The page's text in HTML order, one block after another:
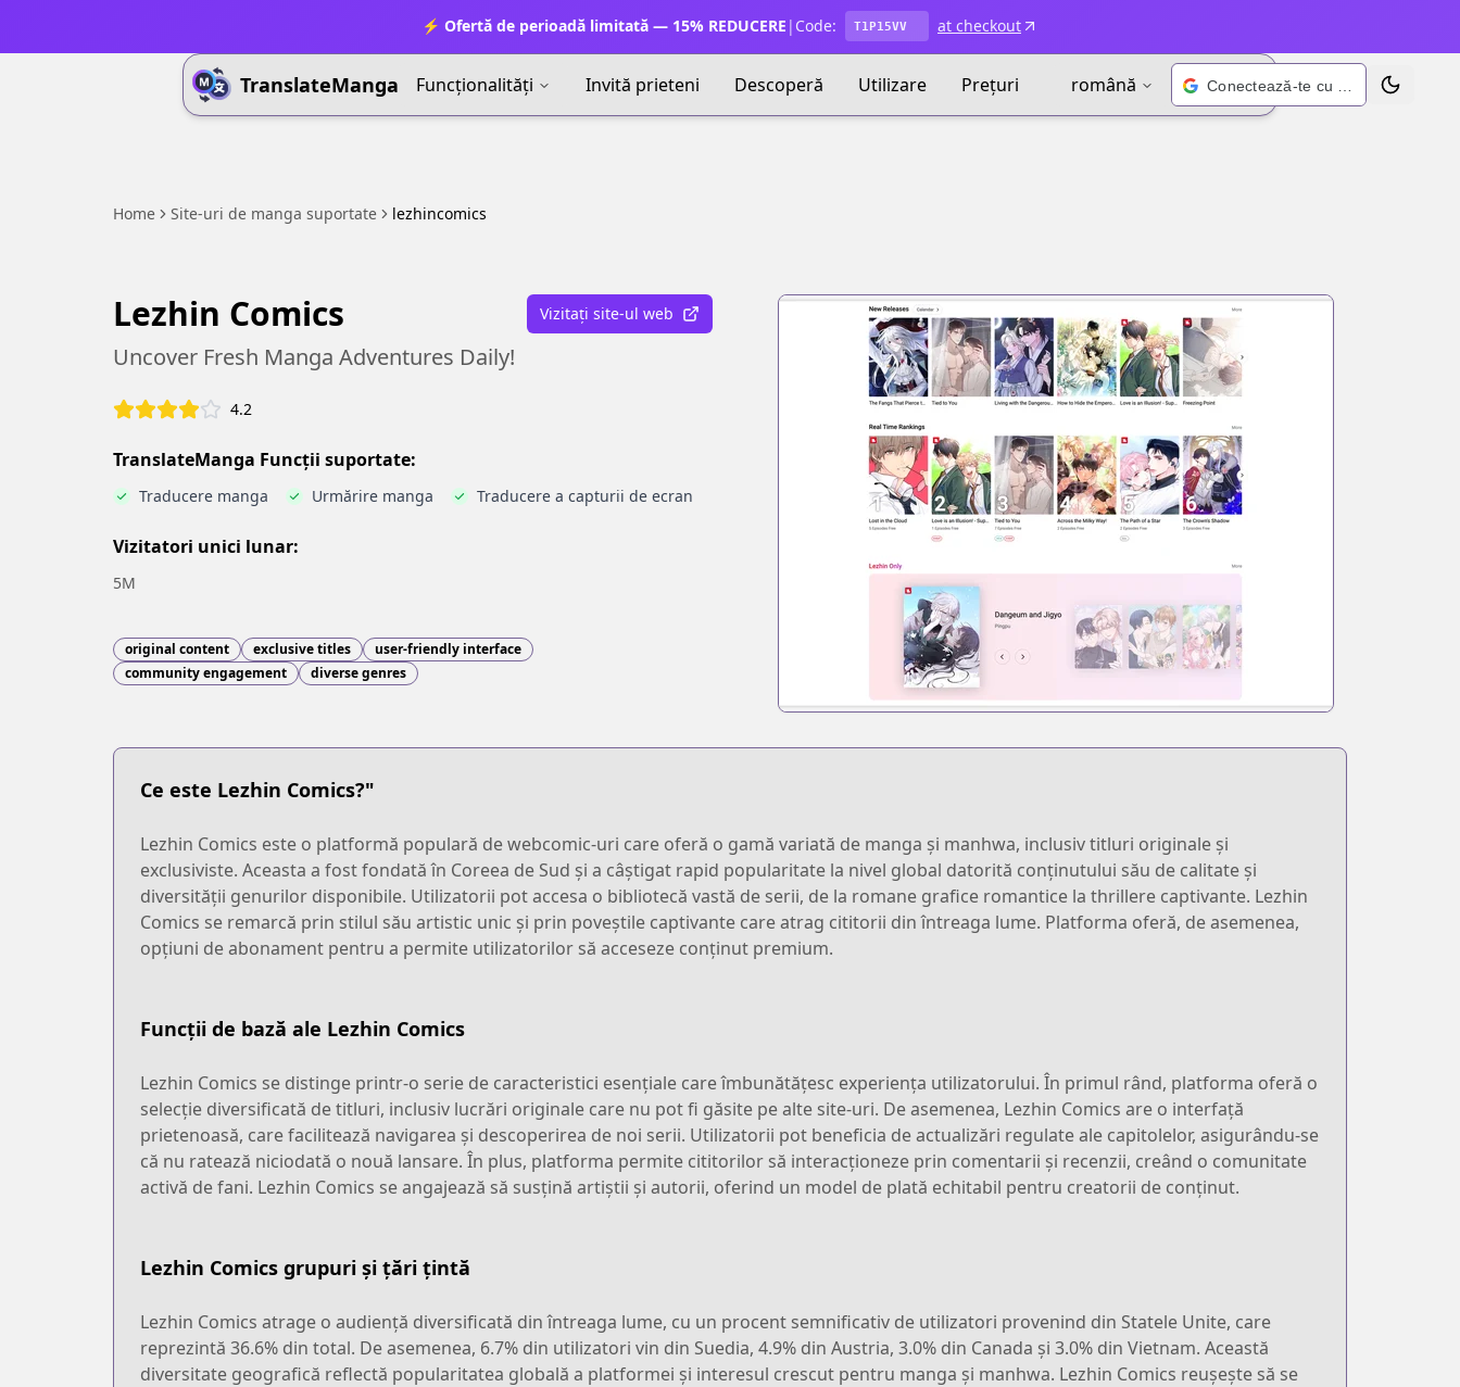
⚡ Ofertă de perioadă limitată — 15% REDUCERE | Code: T1P15VV at checkout
TranslateManga Funcționalități Invită prieteni Descoperă Utilizare Prețuri română Schimbă
Home Site-uri de manga suportate lezhincomics
Lezhin Comics Vizitați site-ul web
Uncover Fresh Manga Adventures Daily!
4.2
TranslateManga Funcții suportate:
Traducere manga Urmărire manga Traducere a capturii de ecran
Vizitatori unici lunar:
5M
original content exclusive titles
user-friendly interface
community engagement
diverse genres
Ce este Lezhin Comics?"
Lezhin Comics este o platformă populară de webcomic-uri care oferă o gamă variată de manga și manhwa, inclusiv titluri originale și
exclusiviste. Aceasta a fost fondată în Coreea de Sud și a câștigat rapid popularitate la nivel global datorită conținutului său de calitate și
diversității genurilor disponibile. Utilizatorii pot accesa o bibliotecă vastă de serii, de la romane grafice romantice la thrillere captivante. Lezhin
Comics se remarcă prin stilul său artistic unic și prin poveștile captivante care atrag cititorii din întreaga lume. Platforma oferă, de asemenea,
opțiuni de abonament pentru a permite utilizatorilor să acceseze conținut premium.
Funcții de bază ale Lezhin Comics
Lezhin Comics se distinge printr-o serie de caracteristici esențiale care îmbunătățesc experiența utilizatorului. În primul rând, platforma oferă o
selecție diversificată de titluri, inclusiv lucrări originale care nu pot fi găsite pe alte site-uri. De asemenea, Lezhin Comics are o interfață
prietenoasă, care facilitează navigarea și descoperirea de noi serii. Utilizatorii pot beneficia de actualizări regulate ale capitolelor, asigurându-se
că nu ratează niciodată o nouă lansare. În plus, platforma permite cititorilor să interacționeze prin comentarii și recenzii, creând o comunitate
activă de fani. Lezhin Comics se angajează să susțină artiștii și autorii, oferind un model de plată echitabil pentru creatorii de conținut.
Lezhin Comics grupuri și țări țintă
Lezhin Comics atrage o audiență diversificată din întreaga lume, cu un procent semnificativ de utilizatori provenind din Statele Unite, care
reprezintă 36.6% din total. De asemenea, 6.7% din utilizatori vin din Suedia, 4.9% din Austria, 3.0% din Canada și 3.0% din Vietnam. Această
diversitate geografică reflectă popularitatea globală a platformei și interesul crescut pentru manga și manhwa. Lezhin Comics reușește să se